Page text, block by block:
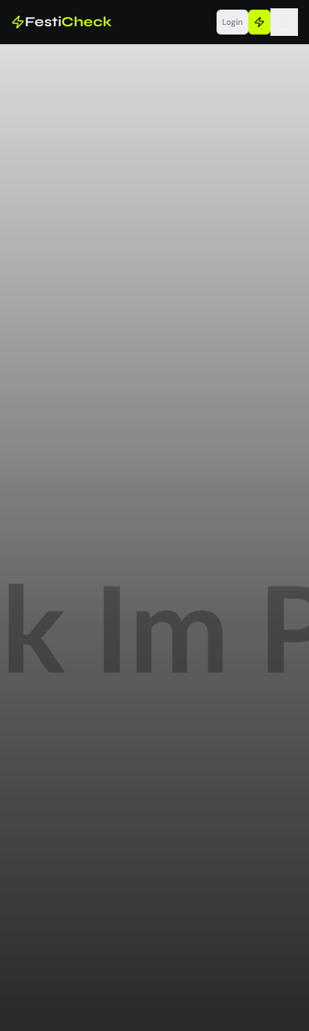
FestiCheck Login